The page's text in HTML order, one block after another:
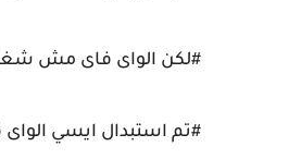
#لكن الواى فاى مش شغال
#تم استبدال ايسي الواى